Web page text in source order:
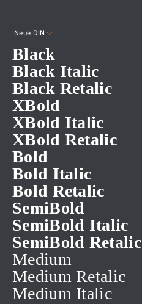
Neue DIN
Black
Black Italic
Black Retalic
XBold
XBold Italic
XBold Retalic
Bold
Bold Italic
Bold Retalic
SemiBold
SemiBold Italic
SemiBold Retalic
Medium
Medium Retalic
Medium Italic